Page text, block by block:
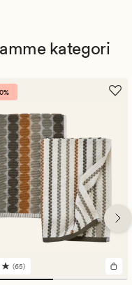
kategori
(65)